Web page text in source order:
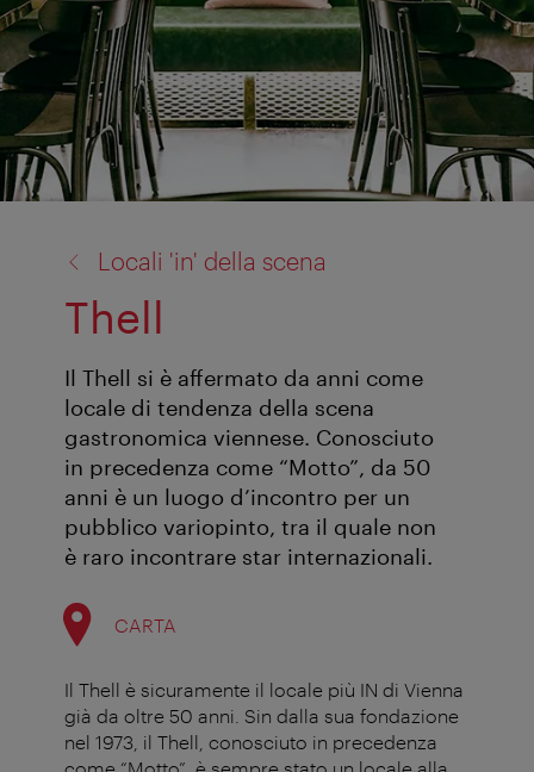
Locali 'in' della scena
Thell
Il Thell si è affermato da anni come
locale di tendenza della scena
gastronomica viennese. Conosciuto
in precedenza come “Motto”, da 50
anni è un luogo d’incontro per un
pubblico variopinto, tra il quale non
è raro incontrare star internazionali.
CARTA
Il Thell è sicuramente il locale più IN di Vienna
già da oltre 50 anni. Sin dalla sua fondazione
nel 1973, il Thell, conosciuto in precedenza